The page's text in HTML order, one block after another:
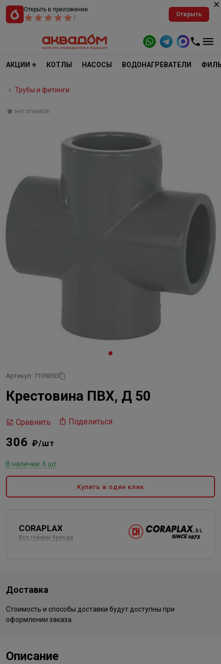
Открыть в приложении
1
Открыть
АКЦИИ ⭐ КОТЛЫ НАСОСЫ ВОДОНАГРЕВАТЕЛИ
Трубы и фитинги
нет отзывов
Артикул: 7109050
Крестовина ПВХ, Д 50
Сравнить Поделиться
306 ₽/шт
В наличии: 6 шт
Купить в один клик
CORAPLAX
Все товары бренда
Доставка
Стоимость и способы доставки будут доступны при
оформлении заказа.
Описание